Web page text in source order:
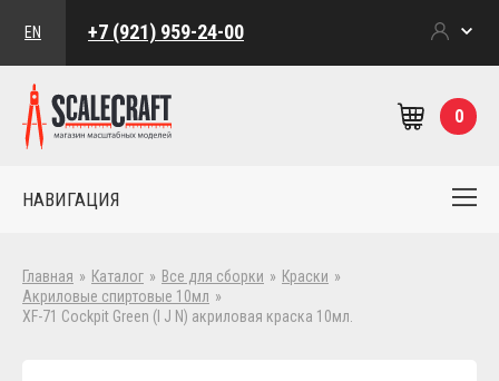
EN +7 (921) 959-24-00
0
НАВИГАЦИЯ
Главная » Каталог » Все для сборки » Краски »
Акриловые спиртовые 10мл »
XF-71 Cockpit Green (I J N) акриловая краска 10мл.